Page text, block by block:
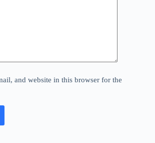
and website in this browser for the